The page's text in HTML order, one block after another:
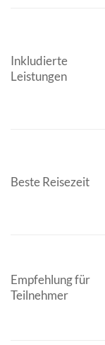
Inkludierte
Leistungen
Beste Reisezeit
Empfehlung für
Teilnehmer